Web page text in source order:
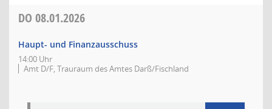
DO 08.01.2026
Haupt- und Finanzausschuss
14:00 Uhr
Amt D/F, Trauraum des Amtes Darß/Fischland